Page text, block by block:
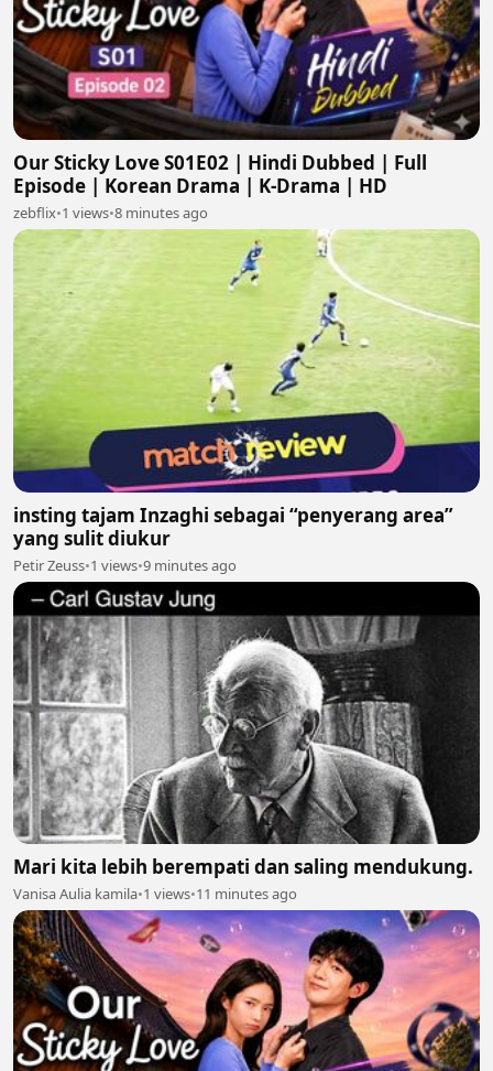
Our Sticky Love S01E02 | Hindi Dubbed | Full
Episode | Korean Drama | K-Drama | HD
zebflix•1 views•8 minutes ago
insting tajam Inzaghi sebagai “penyerang area”
yang sulit diukur
Petir Zeuss•1 views•9 minutes ago
Mari kita lebih berempati dan saling mendukung.
Vanisa Aulia kamila•1 views•11 minutes ago